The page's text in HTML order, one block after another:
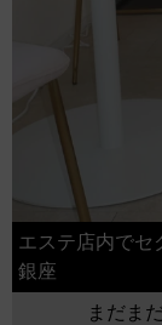
エステ店内でセ
銀座
まだま